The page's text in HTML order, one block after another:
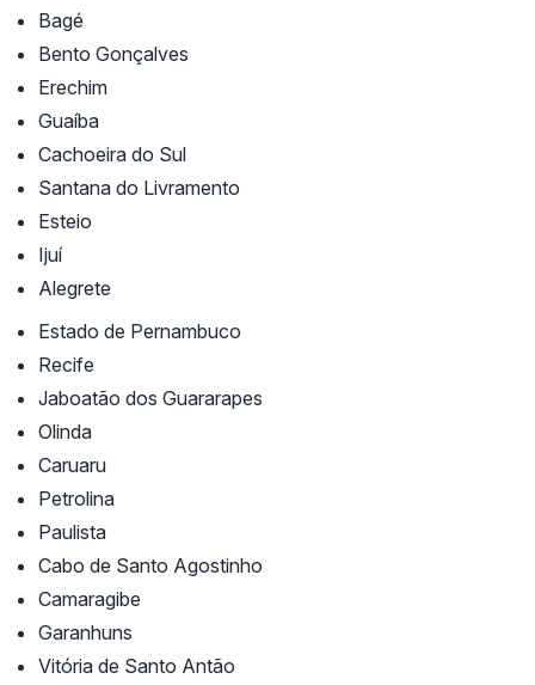
Bagé
Bento Gonçalves
Erechim
Guaíba
Cachoeira do Sul
Santana do Livramento
Esteio
Ijuí
Alegrete
Estado de Pernambuco
Recife
Jaboatão dos Guararapes
Olinda
Caruaru
Petrolina
Paulista
Cabo de Santo Agostinho
Camaragibe
Garanhuns
Vitória de Santo Antão